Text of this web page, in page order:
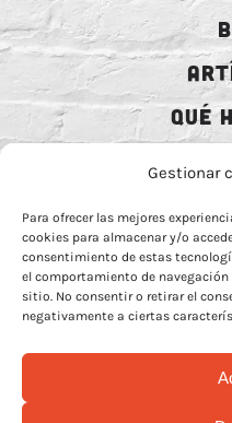
Gestionar
Para ofrecer las mejores
cookies para almacenar y/o
consentimiento de estas
el comportamiento de
sitio. No consentir o retirar el
negativamente a ciertas
QUÉ